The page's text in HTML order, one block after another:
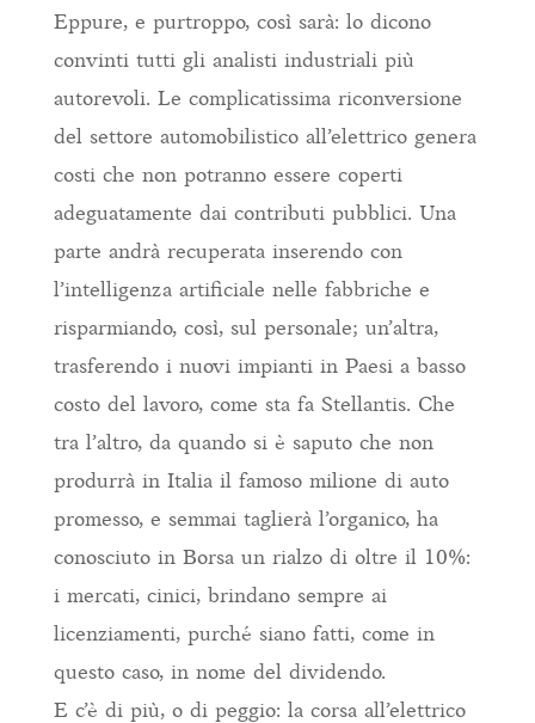
Eppure, e purtroppo, così sarà: lo dicono
convinti tutti gli analisti industriali più
autorevoli. Le complicatissima riconversione
del settore automobilistico all’elettrico genera
costi che non potranno essere coperti
adeguatamente dai contributi pubblici. Una
parte andrà recuperata inserendo con
l’intelligenza artificiale nelle fabbriche e
risparmiando, così, sul personale; un’altra,
trasferendo i nuovi impianti in Paesi a basso
costo del lavoro, come sta fa Stellantis. Che
tra l’altro, da quando si è saputo che non
produrrà in Italia il famoso milione di auto
promesso, e semmai taglierà l’organico, ha
conosciuto in Borsa un rialzo di oltre il 10%:
i mercati, cinici, brindano sempre ai
licenziamenti, purché siano fatti, come in
questo caso, in nome del dividendo.
E c’è di più, o di peggio: la corsa all’elettrico